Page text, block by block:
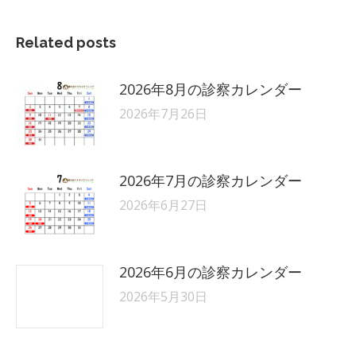
Related posts
2026年8月の診察カレンダー
2026年7月26日
2026年7月の診察カレンダー
2026年6月27日
2026年6月の診察カレンダー
2026年5月30日